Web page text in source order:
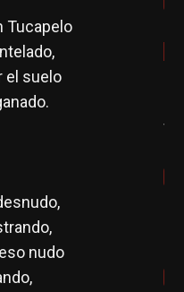
Tucapelo
el suelo
nudo